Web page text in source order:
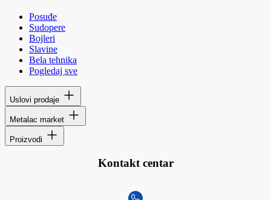
Posuđe
Sudopere
Bojleri
Slavine
Bela tehnika
Pogledaj sve
Uslovi prodaje
Metalac market
Proizvodi
Kontakt centar